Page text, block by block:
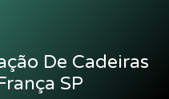
De Cadeiras
SP